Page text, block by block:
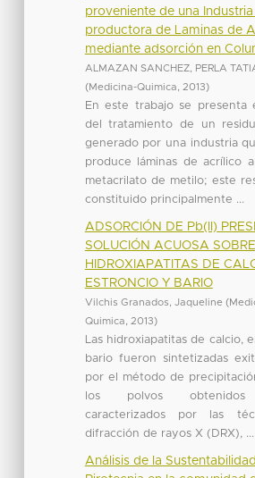
proveniente de una
productora de Laminas de
mediante adsorción en
ALMAZAN SANCHEZ, PERLA
(Medicina-Quimica 2013)
En este trabajo se presenta
del tratamiento de un
generado por una industria
produce láminas de acrílico
metacrilato de metilo; este
constituido principalmente ...
ADSORCIÓN DE Pb(ll)
SOLUCIÓN ACUOSA SOBRE
HIDROXIAPATITAS DE
ESTRONCIO Y BARIO
Vilchis Granados, Jaqueline (
Quimica
2013)
Las hidroxiapatitas de calcio,
bario fueron sintetizadas
por el método de
los polvos
caracterizados por las
difracción de rayos X (DRX), ...
Análisis de la